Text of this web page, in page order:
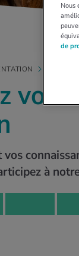
vos
à
Nous
de